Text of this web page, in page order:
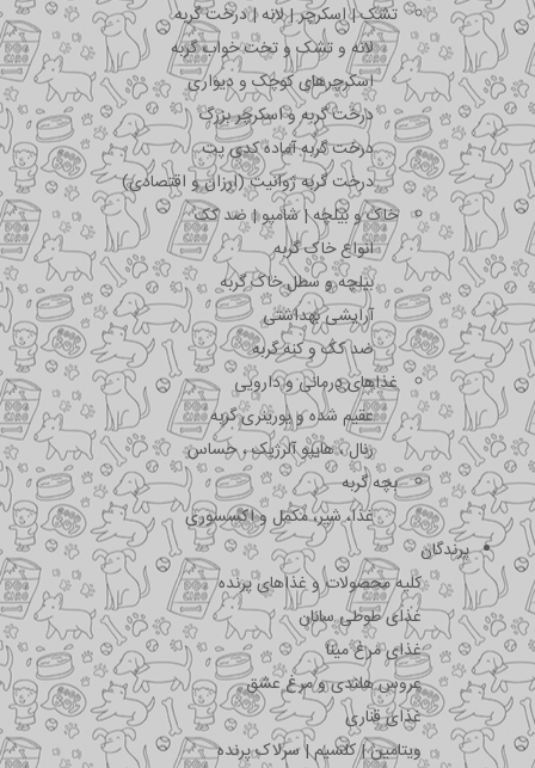
تشک | اسکرچر | لانه | درخت گربه
لانه و تشک و تخت خواب گربه
اسکرچرهای کوچک و دیواری
درخت گربه و اسکرچر بزرگ
درخت گربه آماده کدی پت
درخت گربه ژوانیت (ارزان و اقتصادی)
خاک و بیلچه | شامپو | ضد کک
انواع خاک گربه
بیلچه و سطل خاک گربه
آرایشی بهداشتی
ضد کک و کنه گربه
غذاهای درمانی و دارویی
عقیم شده و یورینری گربه
رنال ، هایپو آلرژیک ، حساس
بچه گربه
غذا، شیر، مکمل و اکسسوری
پرندگان
کلیه محصولات و غذاهای پرنده
غذای طوطی سانان
غذای مرغ مینا
عروس هلندی و مرغ عشق
غذای قناری
ویتامین | کلسیم | سرلاک پرنده